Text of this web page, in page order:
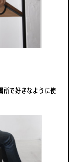
所で好きなように使